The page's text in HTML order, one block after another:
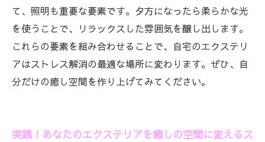
て、照明も重要な要素です。夕方になったら柔らかな光
を使うことで、リラックスした雰囲気を醸し出します。
これらの要素を組み合わせることで、自宅のエクステリ
アはストレス解消の最適な場所に変わります。ぜひ、自
分だけの癒し空間を作り上げてみてください。
実践！あなたのエクステリアを癒しの空間に変えるス